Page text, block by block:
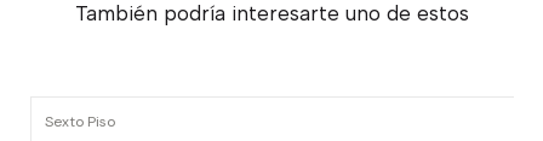
También podría interesarte uno de estos
Sexto Piso